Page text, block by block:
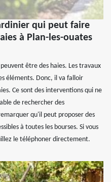
qui peut faire
à Plan-les-ouates
être des haies. Les travaux
éléments. Donc, il va falloir
Ce sont des interventions qui ne
de rechercher des
qu'il peut proposer des
à toutes les bourses. Si vous
le téléphoner directement.